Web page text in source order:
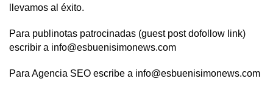
llevamos al éxito.
Para publinotas patrocinadas (guest post dofollow link)
escribir a info@esbuenisimonews.com
Para Agencia SEO escribe a info@esbuenisimonews.com